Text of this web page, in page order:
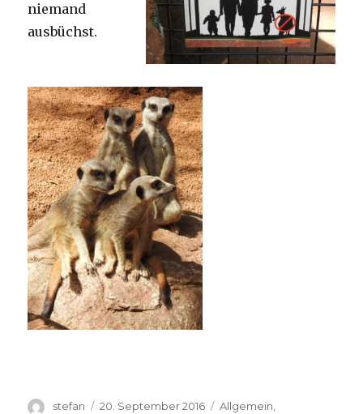
niemand
ausbüchst.
Autor
stefan
Veröffentlicht
20. September 2016 Kategorien
Allgemein,